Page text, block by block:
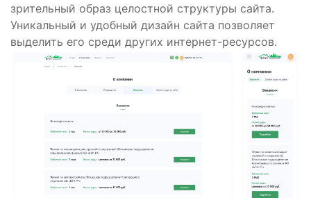
зрительный образ целостной структуры сайта.
Уникальный и удобный дизайн сайта позволяет
выделить его среди других интернет-ресурсов.